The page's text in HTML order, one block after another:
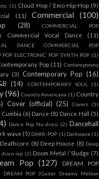
(1) Cloud Hop / Emo Hip-Hop (9)
(11) Commercial (100)
(28)
COMMERCIAL POP
Commercial Vocal Dance (11)
DANCE COMMERCIAL POP
ELECTRONIC POP SYNTH POP (1)
Pop (11) Contemporany
(3) Contemporary Pop (16)
(14) CONTEMPORARY SOUL
(1)
(96) Country Americana (1) Country
Cover (official) (25) Covers (1)
Cumbia (6) Dance (8) Dance Hall (5)
Dance Pop Nu-disco (2) Dancehall
wave (5) DARK-POP (1) Darkwave (1)
Deathcore (8) Deep House (8) Deep
disco rap (2) Doom Metal / Sludge (7)
Pop (127)
DREAM POP
DREAM POP (Guitar Dreamy Mellow